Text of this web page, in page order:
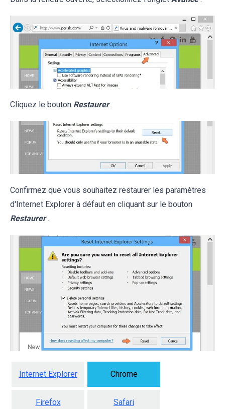
Cliquez le bouton Restaurer .
Confirmez que vous souhaitez restaurer les paramètres
d'Internet Explorer à défaut en cliquant sur le bouton
Restaurer .
Internet Explorer Chrome
Firefox Safari